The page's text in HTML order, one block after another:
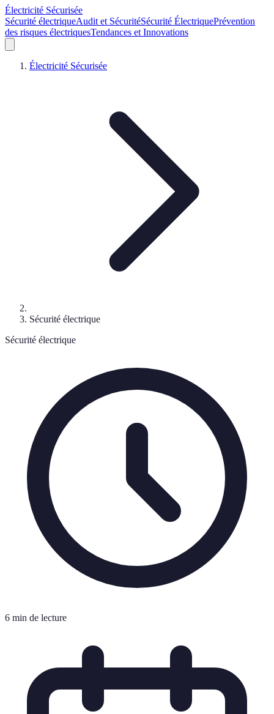
Électricité Sécurisée
Sécurité électriqueAudit et SécuritéSécurité ÉlectriquePrévention
des risques électriquesTendances et Innovations
Électricité Sécurisée
Sécurité électrique
Sécurité électrique
6 min de lecture